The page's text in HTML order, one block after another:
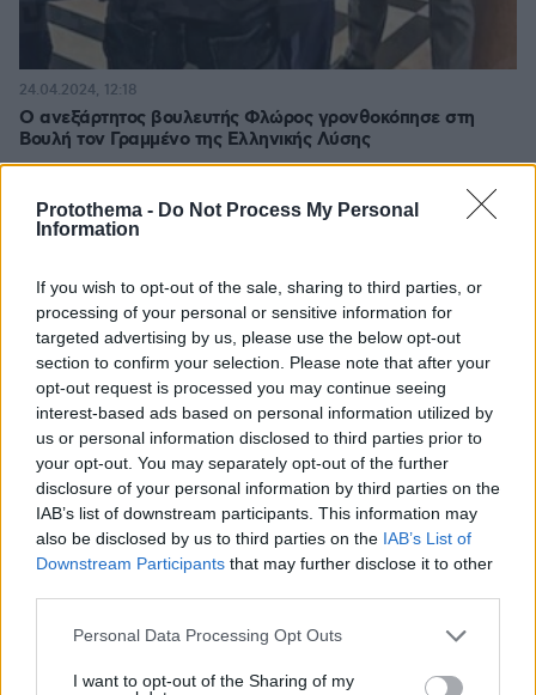
Protothema - Do Not Process My Personal
Information
If you wish to opt-out of the sale, sharing to third parties, or
processing of your personal or sensitive information for
targeted advertising by us, please use the below opt-out
section to confirm your selection. Please note that after your
opt-out request is processed you may continue seeing
interest-based ads based on personal information utilized by
us or personal information disclosed to third parties prior to
your opt-out. You may separately opt-out of the further
disclosure of your personal information by third parties on the
IAB’s list of downstream participants. This information may
also be disclosed by us to third parties on the IAB’s List of
Downstream Participants that may further disclose it to other
Please note that this website/app uses one or more Google
not limited to your visit or usage behaviour. You may click to
Personal Data Processing Opt Outs
I want to opt-out of the Sharing of my
Ο ανεξάρτητος βουλευτής Φλώρος γρονθοκόπησε στη
Βουλή τον Γραμμένο της Ελληνικής Λύσης
24.04.2024, 12:18
ΡΟΗ ΕΙΔΗΣΕΩΝ
Ειδήσεις Δημοφιλή Σχολιασμένα
Όταν η θωρακισμένη BMW δεν κατάφερε να
προστατεύσει τον Ζαμπούνη από τις σφαίρες
πριν 14 λεπτά
Επιχείρηση διάσωσης τραυματισμένης γυναίκας από
δύσβατο σημείο στην περιοχή της Συκιάς στη Χαλκιδική
πριν 14 λεπτά
Εξαρθρώθηκε μεγάλο κύκλωμα διακινητών στην
Ισπανία: 78 συλλήψεις, μετέφεραν ναρκωτικά προς την
πριν 17 λεπτά
Οι πόζες της Κατερίνας Παπουτσάκη με μαγιό στη
θάλασσα, δείτε φωτογραφίες
πριν 18 λεπτά